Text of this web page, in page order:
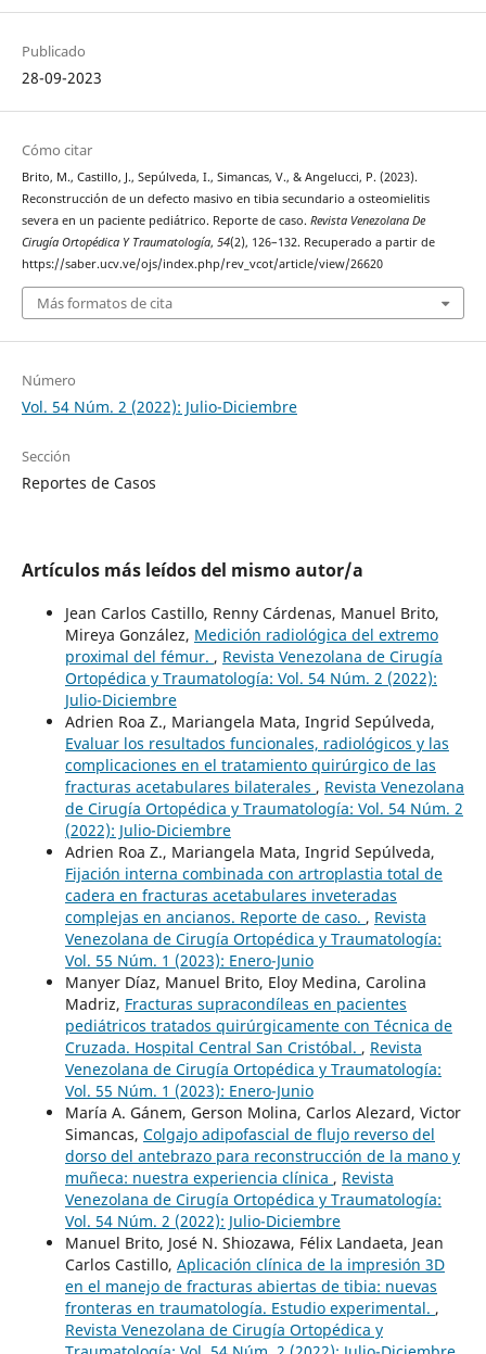
Publicado
28-09-2023
Cómo citar
Brito, M., Castillo, J., Sepúlveda, I., Simancas, V., & Angelucci, P. (2023).
Reconstrucción de un defecto masivo en tibia secundario a osteomielitis
severa en un paciente pediátrico. Reporte de caso. Revista Venezolana De
Cirugía Ortopédica Y Traumatología, 54(2), 126–132. Recuperado a partir de
https://saber.ucv.ve/ojs/index.php/rev_vcot/article/view/26620
Más formatos de cita
Número
Vol. 54 Núm. 2 (2022): Julio-Diciembre
Sección
Reportes de Casos
Artículos más leídos del mismo autor/a
Jean Carlos Castillo, Renny Cárdenas, Manuel Brito,
Mireya González, Medición radiológica del extremo
proximal del fémur. , Revista Venezolana de Cirugía
Ortopédica y Traumatología: Vol. 54 Núm. 2 (2022):
Julio-Diciembre
Adrien Roa Z., Mariangela Mata, Ingrid Sepúlveda,
Evaluar los resultados funcionales, radiológicos y las
complicaciones en el tratamiento quirúrgico de las
fracturas acetabulares bilaterales , Revista Venezolana
de Cirugía Ortopédica y Traumatología: Vol. 54 Núm. 2
(2022): Julio-Diciembre
Adrien Roa Z., Mariangela Mata, Ingrid Sepúlveda,
Fijación interna combinada con artroplastia total de
cadera en fracturas acetabulares inveteradas
complejas en ancianos. Reporte de caso. , Revista
Venezolana de Cirugía Ortopédica y Traumatología:
Vol. 55 Núm. 1 (2023): Enero-Junio
Manyer Díaz, Manuel Brito, Eloy Medina, Carolina
Madriz, Fracturas supracondíleas en pacientes
pediátricos tratados quirúrgicamente con Técnica de
Cruzada. Hospital Central San Cristóbal. , Revista
Venezolana de Cirugía Ortopédica y Traumatología:
Vol. 55 Núm. 1 (2023): Enero-Junio
María A. Gánem, Gerson Molina, Carlos Alezard, Victor
Simancas, Colgajo adipofascial de flujo reverso del
dorso del antebrazo para reconstrucción de la mano y
muñeca: nuestra experiencia clínica , Revista
Venezolana de Cirugía Ortopédica y Traumatología:
Vol. 54 Núm. 2 (2022): Julio-Diciembre
Manuel Brito, José N. Shiozawa, Félix Landaeta, Jean
Carlos Castillo, Aplicación clínica de la impresión 3D
en el manejo de fracturas abiertas de tibia: nuevas
fronteras en traumatología. Estudio experimental. ,
Revista Venezolana de Cirugía Ortopédica y